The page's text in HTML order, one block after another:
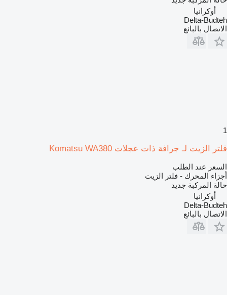
أوكرانيا
Delta-Budteh
الاتصال بالبائع
1
فلتر الزيت لـ جرافة ذات عجلات Komatsu WA380
السعر عند الطلب
أجزاء المحرك - فلتر الزيت
حالة المركبة جديد
أوكرانيا
Delta-Budteh
الاتصال بالبائع